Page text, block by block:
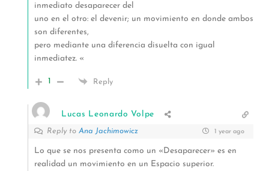
inmediato desaparecer del
uno en el otro: el devenir; un movimiento en donde ambos
son diferentes,
pero mediante una diferencia disuelta con igual
inmediatez. «
1 Reply
Lucas Leonardo Volpe
Reply to Ana Jachimowicz 1 year ago
Lo que se nos presenta como un «Desaparecer» es en
realidad un movimiento en un Espacio superior.